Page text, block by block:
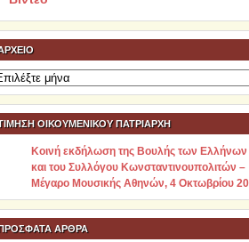
ΟΙΚΟΥΜΕΝΙΚΟΥ ΠΑΤΡΙΑΡΧΗ
Κοινή εκδήλωση της Βουλής των Ελλήνων
και του Συλλόγου Κωνσταντινουπολιτών –
Μέγαρο Μουσικής Αθηνών, 4 Οκτωβρίου
ΆΡΘΡΑ